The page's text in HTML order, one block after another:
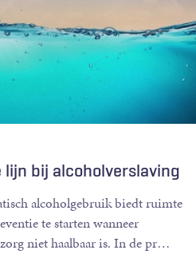
bij alcoholverslaving
alcoholgebruik biedt ruimte
te starten wanneer
niet haalbaar is. In de pr…